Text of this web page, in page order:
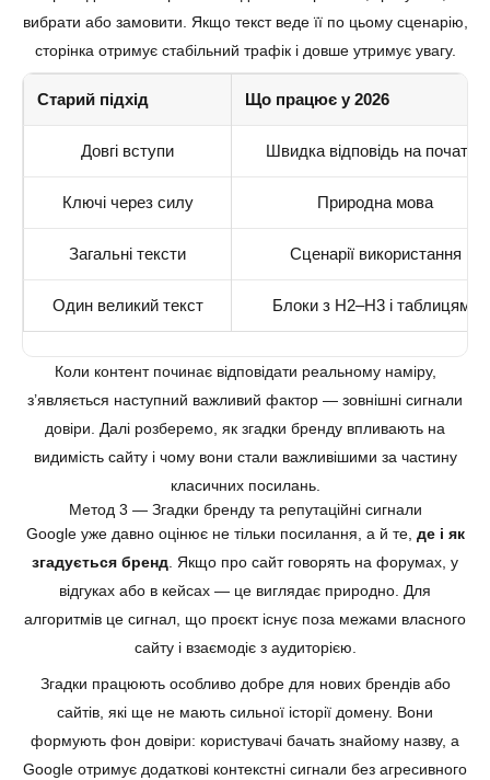
вибрати або замовити. Якщо текст веде її по цьому сценарію,
сторінка отримує стабільний трафік і довше утримує увагу.
Старий підхід Що працює у 2026
Довгі вступи Швидка відповідь на початку
Ключі через силу Природна мова
Загальні тексти Сценарії використання
Один великий текст Блоки з H2–H3 і таблицями
Коли контент починає відповідати реальному наміру,
з’являється наступний важливий фактор — зовнішні сигнали
довіри. Далі розберемо, як згадки бренду впливають на
видимість сайту і чому вони стали важливішими за частину
класичних посилань.
Метод 3 — Згадки бренду та репутаційні сигнали
Google уже давно оцінює не тільки посилання, а й те, де і як
згадується бренд . Якщо про сайт говорять на форумах, у
відгуках або в кейсах — це виглядає природно. Для
алгоритмів це сигнал, що проєкт існує поза межами власного
сайту і взаємодіє з аудиторією.
Згадки працюють особливо добре для нових брендів або
сайтів, які ще не мають сильної історії домену. Вони
формують фон довіри: користувачі бачать знайому назву, а
Google отримує додаткові контекстні сигнали без агресивного